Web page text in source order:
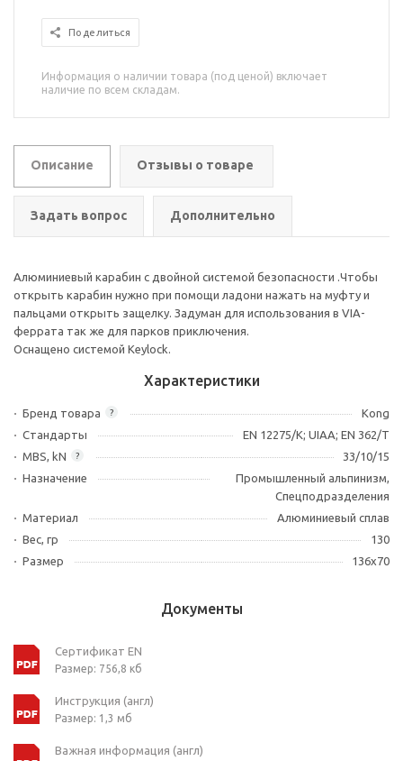
Поделиться
Информация о наличии товара (под ценой) включает
наличие по всем складам.
Описание Отзывы о товаре
Задать вопрос Дополнительно
Алюминиевый карабин с двойной системой безопасности .Чтобы
открыть карабин нужно при помощи ладони нажать на муфту и
пальцами открыть защелку. Задуман для использования в VIA-
феррата так же для парков приключения.
Оснащено системой Keylock.
Характеристики
?
Бренд товара
Kong
Стандарты
EN 12275/K; UIAA; EN 362/T
?
MBS, kN
33/10/15
Назначение
Промышленный альпинизм,
Спецподразделения
Материал
Алюминиевый сплав
Вес, гр
130
Размер
136х70
Документы
Сертификат EN
Размер: 756,8 кб
Инструкция (англ)
Размер: 1,3 мб
Важная информация (англ)